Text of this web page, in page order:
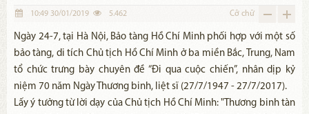
10:49 30/01/2019 5.462 Cỡ chữ
Ngày 24-7, tại Hà Nội, Bảo tàng Hồ Chí Minh phối hợp với một số
bảo tàng, di tích Chủ tịch Hồ Chí Minh ở ba miền Bắc, Trung, Nam
tổ chức trưng bày chuyên đề “Đi qua cuộc chiến”, nhân dịp kỷ
niệm 70 năm Ngày Thương binh, liệt sĩ (27/7/1947 - 27/7/2017).
Lấy ý tưởng từ lời dạy của Chủ tịch Hồ Chí Minh: "Thương binh tàn